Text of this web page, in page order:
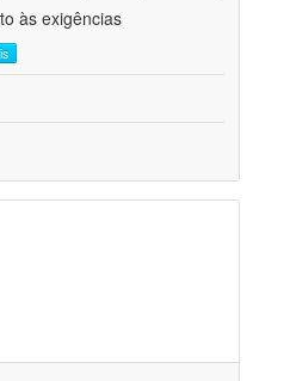
às exigências